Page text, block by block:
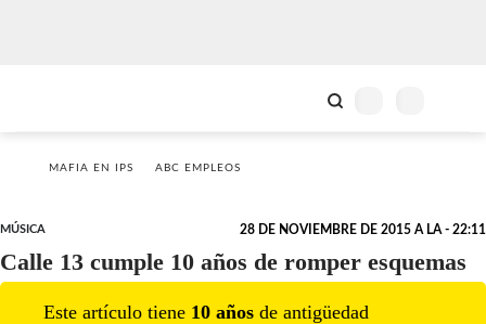
MAFIA EN IPS ABC EMPLEOS
MÚSICA 28 DE NOVIEMBRE DE 2015 A LA - 22:11
Calle 13 cumple 10 años de romper esquemas
Este artículo tiene 10 años de antigüedad